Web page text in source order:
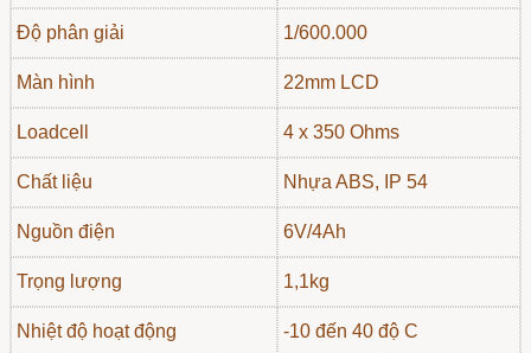
Độ phân giải 1/600.000
Màn hình 22mm LCD
Loadcell 4 x 350 Ohms
Chất liệu Nhựa ABS, IP 54
Nguồn điện 6V/4Ah
Trọng lượng 1,1kg
Nhiệt độ hoạt động -10 đến 40 độ C